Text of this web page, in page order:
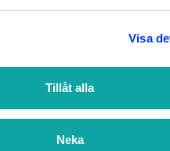
Visa
Tillåt alla
Neka
HALKMATTA SEALSKIN
STORLEKAR